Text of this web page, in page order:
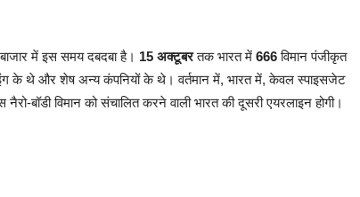
बाजार में इस समय दबदबा है। 15 अक्टूबरतक भारत में 666विमान पंजीकृत
के थे और शेष अन्य कंपनियों के थे। वर्तमान में, भारत में, केवल स्पाइसजेट
बॉडी विमान को संचालित करने वाली भारत की दूसरी एयरलाइन होगी।